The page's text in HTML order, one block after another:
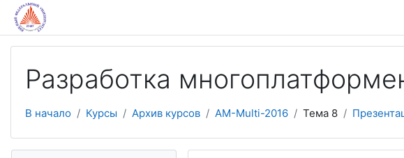
Перейти к основному содержанию
Разработка
В начало Курсы Архив курсов AM-Multi-2016 Тема 8